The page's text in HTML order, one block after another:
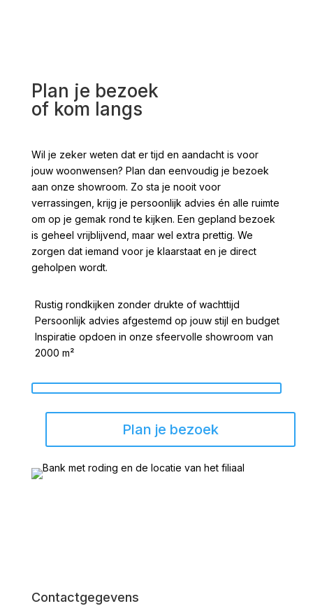
Plan je bezoek
of kom langs
Wil je zeker weten dat er tijd en aandacht is voor
jouw woonwensen? Plan dan eenvoudig je bezoek
aan onze showroom. Zo sta je nooit voor
verrassingen, krijg je persoonlijk advies én alle ruimte
om op je gemak rond te kijken. Een gepland bezoek
is geheel vrijblijvend, maar wel extra prettig. We
zorgen dat iemand voor je klaarstaat en je direct
geholpen wordt.
Rustig rondkijken zonder drukte of wachttijd
Persoonlijk advies afgestemd op jouw stijl en budget
Inspiratie opdoen in onze sfeervolle showroom van
2000 m²
Plan je bezoek
Contactgegevens